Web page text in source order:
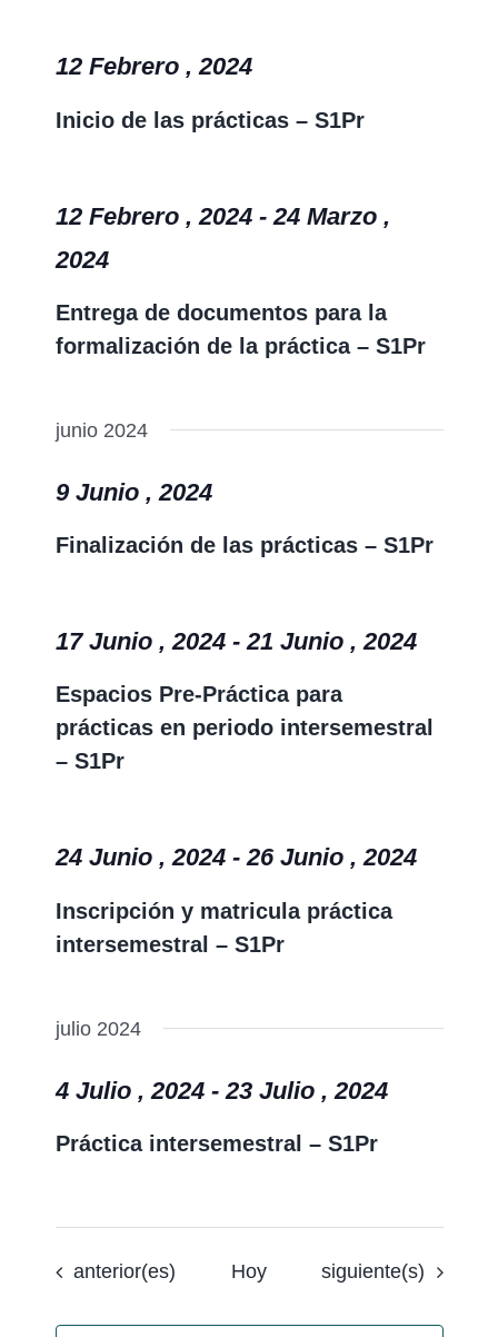
Inicio de las prácticas – S1Pr
12 Febrero , 2024
Entrega de documentos para la
formalización de la práctica – S1Pr
12 Febrero , 2024- 24 Marzo ,
2024
junio 2024
Finalización de las prácticas – S1Pr
9 Junio , 2024
Espacios Pre-Práctica para
prácticas en periodo intersemestral
– S1Pr
17 Junio , 2024-21 Junio , 2024
Inscripción y matricula práctica
intersemestral – S1Pr
24 Junio , 2024-26 Junio , 2024
julio 2024
Práctica intersemestral – S1Pr
4 Julio , 2024- 23 Julio , 2024
Eventos
anterior(es) Hoy Eventos
siguiente(s)